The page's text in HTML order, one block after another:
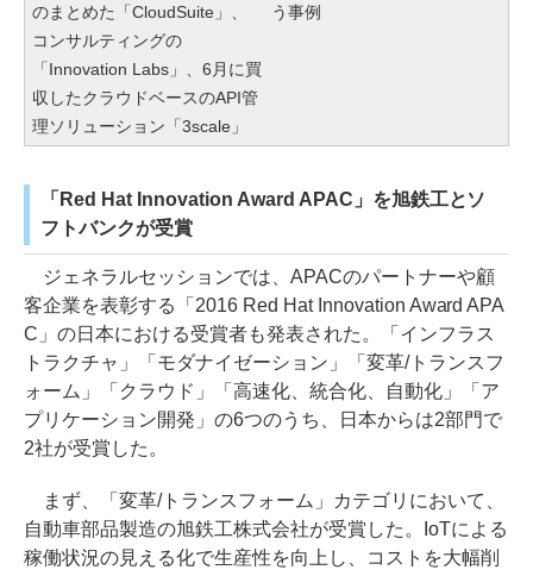
のまとめた「CloudSuite」、
コンサルティングの
「Innovation Labs」、6月に買
収したクラウドベースのAPI管
理ソリューション「3scale」
う事例
「Red Hat Innovation Award APAC」を旭鉄工とソ
フトバンクが受賞
ジェネラルセッションでは、APACのパートナーや顧
客企業を表彰する「2016 Red Hat Innovation Award APA
C」の日本における受賞者も発表された。「インフラス
トラクチャ」「モダナイゼーション」「変革/トランスフ
ォーム」「クラウド」「高速化、統合化、自動化」「ア
プリケーション開発」の6つのうち、日本からは2部門で
2社が受賞した。
まず、「変革/トランスフォーム」カテゴリにおいて、
自動車部品製造の旭鉄工株式会社が受賞した。IoTによる
稼働状況の見える化で生産性を向上し、コストを大幅削